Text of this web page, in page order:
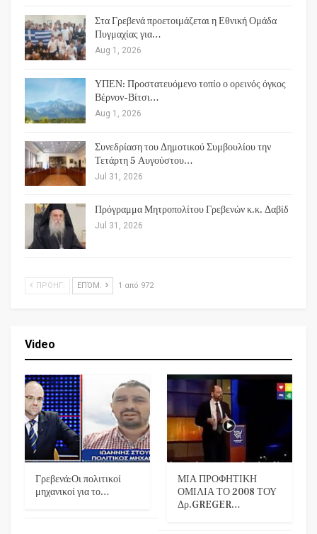
Στα Γρεβενά προετοιμάζεται η Εθνική Ομάδα
Πυγμαχίας για…
Aug 1, 2026
ΥΠΕΝ: Προστατευόμενο τοπίο ο ορεινός όγκος
Βέρνον-Βίτσι…
Aug 1, 2026
Συνεδρίαση του Δημοτικού Συμβουλίου την
Τετάρτη 5 Αυγούστου…
Jul 31, 2026
Πρόγραμμα Μητροπολίτου Γρεβενών κ.κ. Δαβίδ
Jul 31, 2026
ΠΡΟΗΓ. ΕΠΌΜ. 1 από 972
Video
Γρεβενά:Οι πολιτικοί
μηχανικοί για το…
ΜΙΑ ΠΡΟΦΗΤΙΚΗ
ΟΜΙΛΙΑ ΤΟ 2008 ΤΟΥ
Δρ.GREGER…